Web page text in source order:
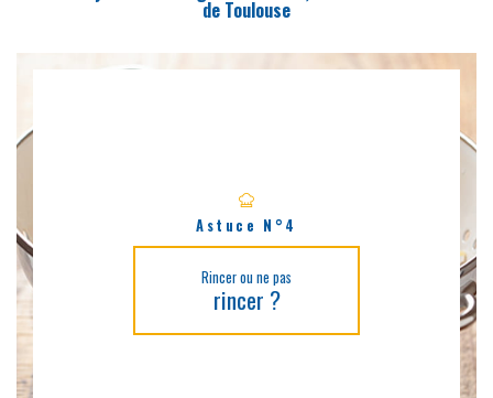
de Toulouse
Astuce N°4
Rincer ou ne pas
rincer ?